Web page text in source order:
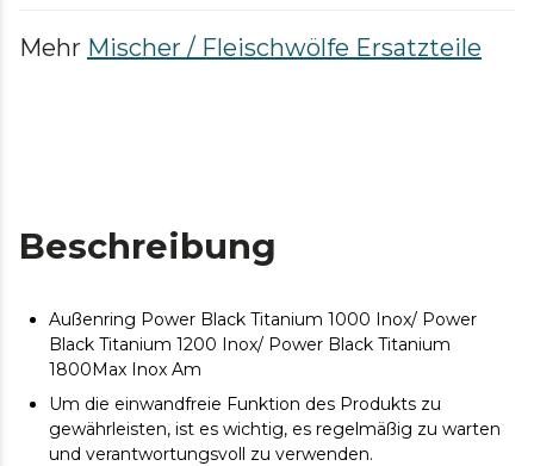
Mehr Mischer / Fleischwölfe Ersatzteile
Beschreibung
Außenring Power Black Titanium 1000 Inox/ Power
Black Titanium 1200 Inox/ Power Black Titanium
1800Max Inox Am
Um die einwandfreie Funktion des Produkts zu
gewährleisten, ist es wichtig, es regelmäßig zu warten
und verantwortungsvoll zu verwenden.